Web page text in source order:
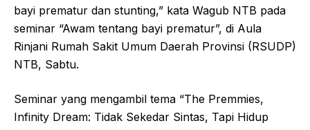
bayi prematur dan stunting,” kata Wagub NTB pada
seminar “Awam tentang bayi prematur”, di Aula
Rinjani Rumah Sakit Umum Daerah Provinsi (RSUDP)
NTB, Sabtu.
Seminar yang mengambil tema “The Premmies,
Infinity Dream: Tidak Sekedar Sintas, Tapi Hidup